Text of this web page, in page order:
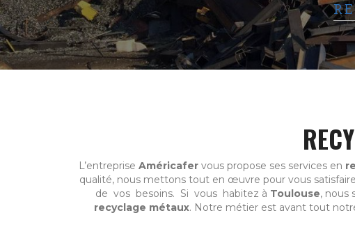
L’entreprise Américafer vous propose ses services en
qualité, nous mettons tout en œuvre pour vous
de vos besoins. Si vous habitez à Toulouse, nous
recyclage métaux. Notre métier est avant tout